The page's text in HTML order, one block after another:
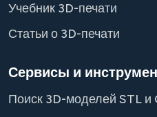
Учебник 3D-печати
Статьи о 3D-печати
Сервисы и
Поиск 3D-моделей STL и